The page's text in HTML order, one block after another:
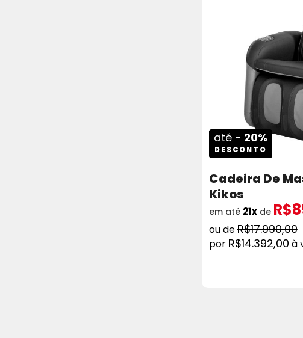
até - 20%
DESCONTO
Cadeira De
Kikos
R$17.990,00
R$14.392,00 à
em até 21xde